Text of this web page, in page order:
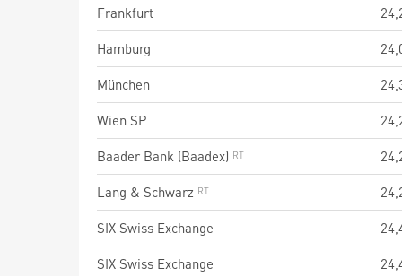
Frankfurt
Hamburg
München
Wien SP
Baader Bank (Baadex)
Lang & Schwarz
SIX Swiss Exchange
SIX Swiss Exchange